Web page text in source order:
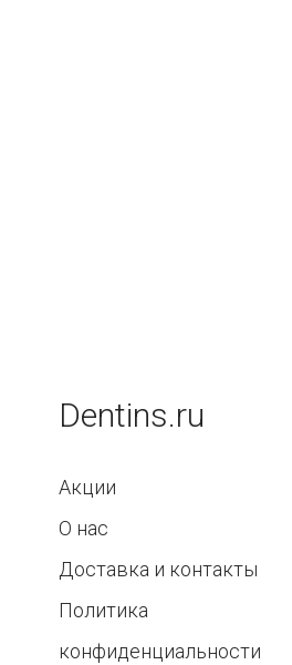
Dentins.ru
Акции
О нас
Доставка и контакты
Политика
конфиденциальности